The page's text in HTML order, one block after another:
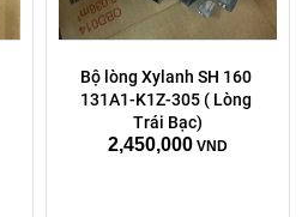
Bộ lòng Xylanh SH 160
131A1-K1Z-305 ( Lòng
Trái Bạc)
2,450,000 VND